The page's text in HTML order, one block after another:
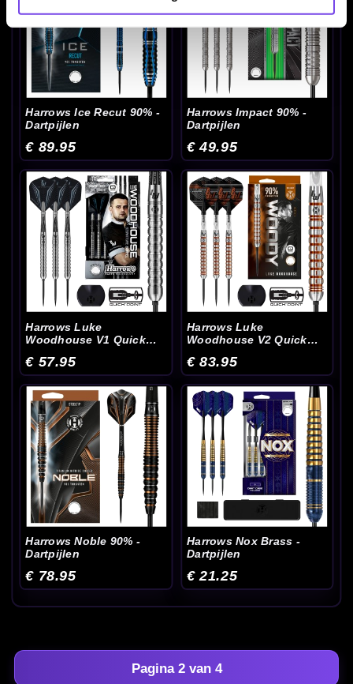
Harrows Ice Recut 90% -
Dartpijlen
€ 89.95
Harrows Impact 90% -
Dartpijlen
€ 49.95
Harrows Luke
Woodhouse V1 Quick
€ 57.95
Harrows Luke
Woodhouse V2 Quick
€ 83.95
Harrows Noble 90% -
Dartpijlen
€ 78.95
Harrows Nox Brass -
Dartpijlen
€ 21.25
Pagina 2 van 4